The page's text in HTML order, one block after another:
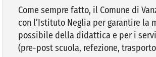
Come sempre fatto, il Comune di
con l’Istituto Neglia per garantire la
possibile della didattica e per i
(pre-post scuola, refezione,